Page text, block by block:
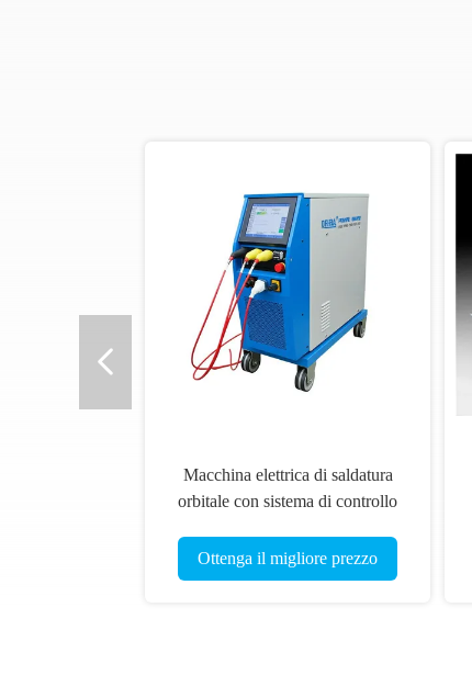
Macchina elettrica di saldatura
orbitale con sistema di controllo
velocità di saldatura rapida
Ottenga il migliore prezzo